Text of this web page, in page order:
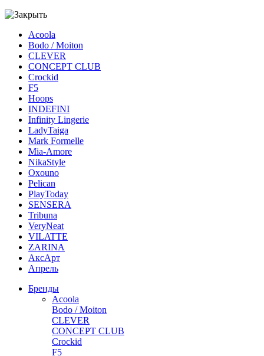
Acoola
Bodo / Moiton
CLEVER
CONCEPT CLUB
Crockid
F5
Hoops
INDEFINI
Infinity Lingerie
LadyTaiga
Mark Formelle
Mia-Amore
NikaStyle
Oxouno
Pelican
PlayToday
SENSERA
Tribuna
VeryNeat
VILATTE
ZARINA
АксАрт
Апрель
Бренды
Acoola
Bodo / Moiton
CLEVER
CONCEPT CLUB
Crockid
F5